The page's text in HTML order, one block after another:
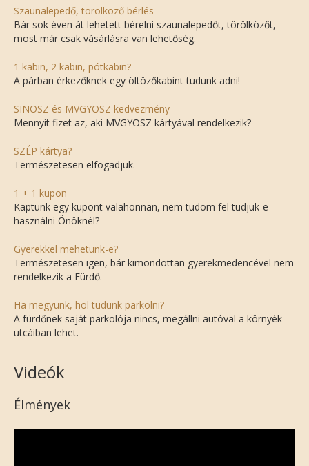
Szaunalepedő, törölköző bérlés
Bár sok éven át lehetett bérelni szaunalepedőt, törölközőt,
most már csak vásárlásra van lehetőség.
1 kabin, 2 kabin, pótkabin?
A párban érkezőknek egy öltözőkabint tudunk adni!
SINOSZ és MVGYOSZ kedvezmény
Mennyit fizet az, aki MVGYOSZ kártyával rendelkezik?
SZÉP kártya?
Természetesen elfogadjuk.
1 + 1 kupon
Kaptunk egy kupont valahonnan, nem tudom fel tudjuk-e
használni Önöknél?
Gyerekkel mehetünk-e?
Természetesen igen, bár kimondottan gyerekmedencével nem
rendelkezik a Fürdő.
Ha megyünk, hol tudunk parkolni?
A fürdőnek saját parkolója nincs, megállni autóval a környék
utcáiban lehet.
Videók
Élmények